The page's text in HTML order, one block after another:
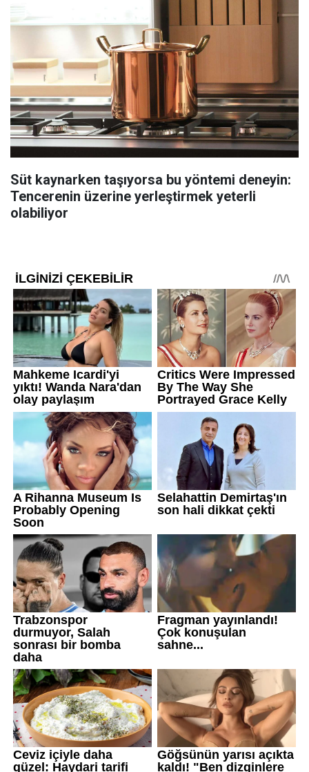
Süt kaynarken taşıyorsa bu yöntemi deneyin:
Tencerenin üzerine yerleştirmek yeterli
olabiliyor